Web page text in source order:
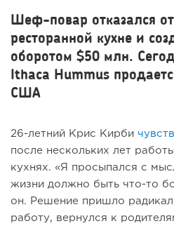
Шеф-повар отказался
ресторанной кухне и
оборотом $50 млн.
Ithaca Hummus
США
26-летний Крис Кирби
после нескольких лет
кухнях. «Я просыпался с
жизни должно быть что-то
он. Решение пришло
работу, вернулся к